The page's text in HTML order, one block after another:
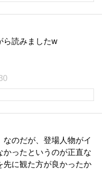
ら読みましたw
のだが、登場人物がイ
かったというのが正直な
先に観た方が良かったか